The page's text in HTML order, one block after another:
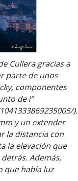
Cullera gracias a
parte de unos
componentes
de i”
).
y un extender
la distancia con
la elevación que
Además,
que había luz